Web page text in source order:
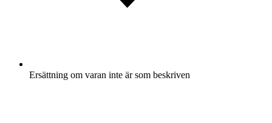
Ersättning om varan inte är som beskriven